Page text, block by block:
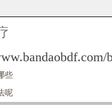
些
呢